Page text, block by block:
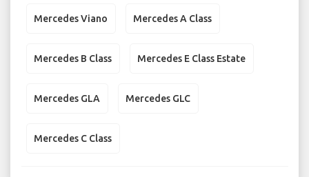
Mercedes Viano Mercedes A Class
Mercedes B Class Mercedes E Class Estate
Mercedes GLA Mercedes GLC
Mercedes C Class